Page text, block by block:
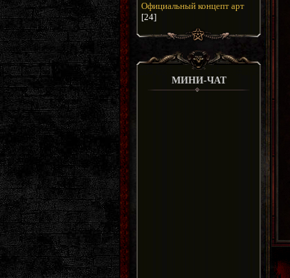
Официальный концепт арт
[24]
МИНИ-ЧАТ